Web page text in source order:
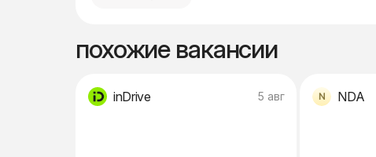
похожие вакансии
inDrive 5 авг NDA